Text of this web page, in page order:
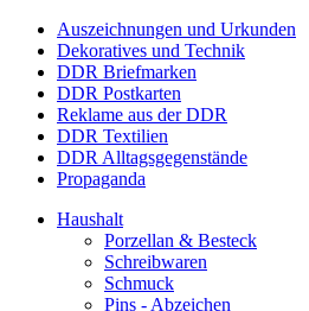
Auszeichnungen und Urkunden
Dekoratives und Technik
DDR Briefmarken
DDR Postkarten
Reklame aus der DDR
DDR Textilien
DDR Alltagsgegenstände
Propaganda
Haushalt
Porzellan & Besteck
Schreibwaren
Schmuck
Pins - Abzeichen